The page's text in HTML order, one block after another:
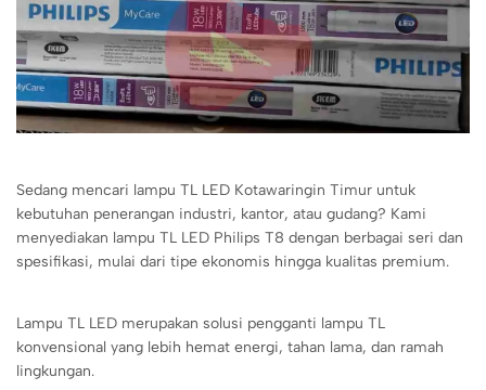
Sedang mencari lampu TL LED Kotawaringin Timur untuk
kebutuhan penerangan industri, kantor, atau gudang? Kami
menyediakan lampu TL LED Philips T8 dengan berbagai seri dan
spesifikasi, mulai dari tipe ekonomis hingga kualitas premium.
Lampu TL LED merupakan solusi pengganti lampu TL
konvensional yang lebih hemat energi, tahan lama, dan ramah
lingkungan.